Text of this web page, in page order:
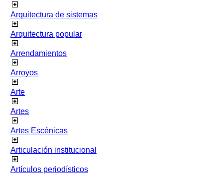
Arquitectura de sistemas
Arquitectura popular
Arrendamientos
Arroyos
Arte
Artes
Artes Escénicas
Articulación institucional
Artículos periodísticos